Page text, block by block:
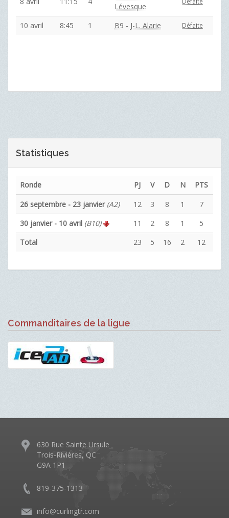
Lévesque
10 avril 8:45 1 B9 - J-L. Alarie Défaite
Statistiques
Ronde PJ V D N
PTS
26 septembre - 23 janvier (A2) 12 3 8 1
7
30 janvier - 10 avril (B10) 11 2 8 1
5
Total
23 5 16 2 12
Commanditaires de la ligue
630 Rue Sainte Ursule
Trois-Rivières, QC
G9A 1P1
819-375-1313
info@curlingtr.com